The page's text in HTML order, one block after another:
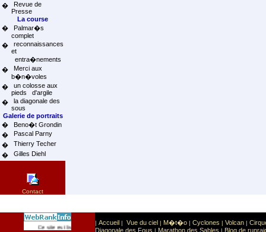
�
Revue de
Presse
La course
�
Palmar�s
complet
�
reconnaissances
et
entra�nements
�
Merci aux
b�n�voles
�
un colosse aux
pieds d'argile
�
la diagonale des
sous
Galerie de portraits
�
Beno�t Grondin
�
Pascal Parny
�
Thierry Techer
�
Gilles Diehl
Contact
Ce site est list� dans la cat�gorie Sport: Sports extr�mes
| Accueil | Vue du ciel | M�t�o | Cyclones | Volcan |
Diagonale des Fous | Marathon des Sables | Blog de